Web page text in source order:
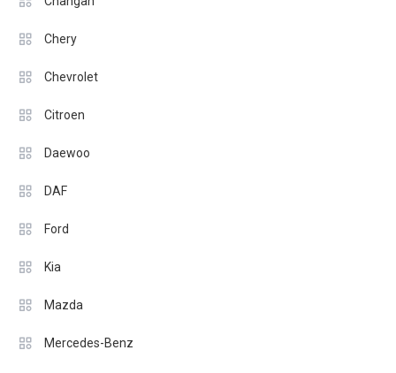
Chery
Chevrolet
Citroen
Daewoo
DAF
Ford
Kia
Mazda
Mercedes-Benz